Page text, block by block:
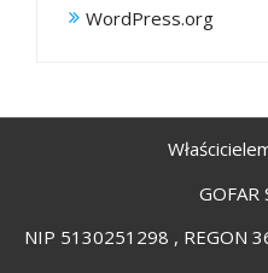
WordPress.org
GOFAR
NIP 5130251298 , REGON